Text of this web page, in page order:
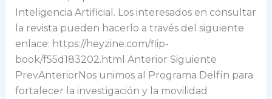
Inteligencia Artificial. Los interesados en consultar
la revista pueden hacerlo a través del siguiente
enlace: https://heyzine.com/flip-
book/f55d183202.html Anterior Siguiente
PrevAnteriorNos unimos al Programa Delfín para
fortalecer la investigación y la movilidad